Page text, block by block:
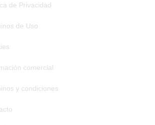
de Privacidad
de Uso
comercial
y condiciones